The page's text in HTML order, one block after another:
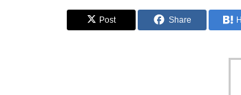
Post Share